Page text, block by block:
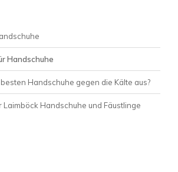
Handschuhe
Handschuhe gegen die Kälte aus?
Laimböck Handschuhe und Fäustlinge